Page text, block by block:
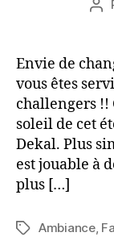
Envie de
vous êtes
challengers !!
soleil de cet
Dekal. Plus
est jouable à
plus […]
Étiquettes
Ambiance,